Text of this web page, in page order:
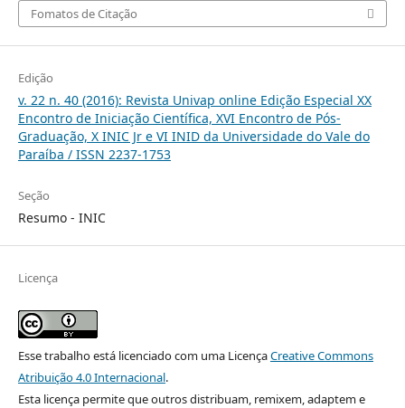
Fomatos de Citação
Edição
v. 22 n. 40 (2016): Revista Univap online Edição Especial XX
Encontro de Iniciação Científica, XVI Encontro de Pós-
Graduação, X INIC Jr e VI INID da Universidade do Vale do
Paraíba / ISSN 2237-1753
Seção
Resumo - INIC
Licença
Esse trabalho está licenciado com uma LicençaCreative Commons
Atribuição 4.0 Internacional.
Esta licença permite que outros distribuam, remixem, adaptem e